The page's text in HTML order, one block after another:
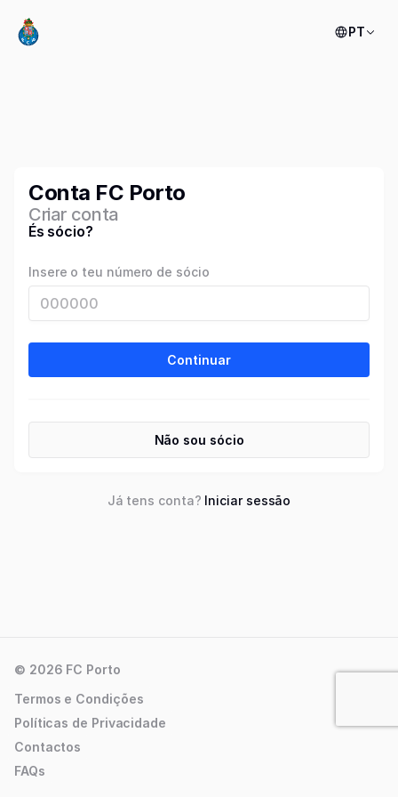
PT
Conta FC Porto
Criar conta
És sócio?
Insere o teu número de sócio
Continuar
Não sou sócio
Já tens conta? Iniciar sessão
© 2026 FC Porto
Termos e Condições
Políticas de Privacidade
Contactos
FAQs